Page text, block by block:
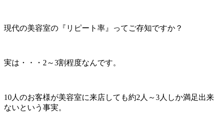
現代の美容室の『リピート率』ってご存知ですか？
実は・・・2～3割程度なんです。
10人のお客様が美容室に来店しても約2人～3人しか満足出来
ないという事実。